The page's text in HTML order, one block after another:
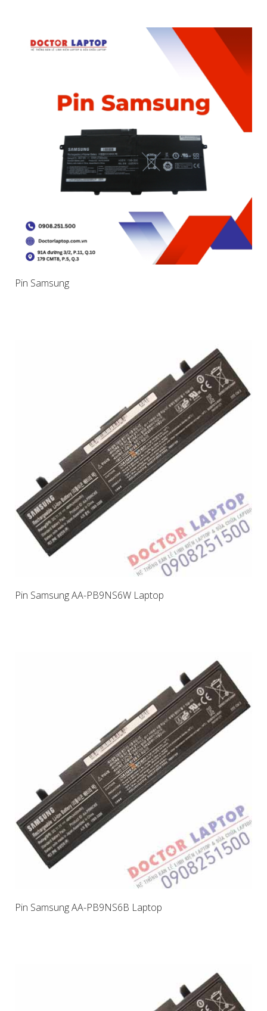
Pin Samsung
Pin Samsung AA-PB9NS6W Laptop
Pin Samsung AA-PB9NS6B Laptop